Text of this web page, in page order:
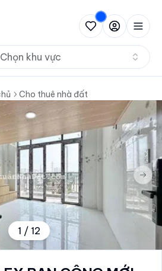
Chọn khu vực
Cho thuê nhà đất
1 / 12